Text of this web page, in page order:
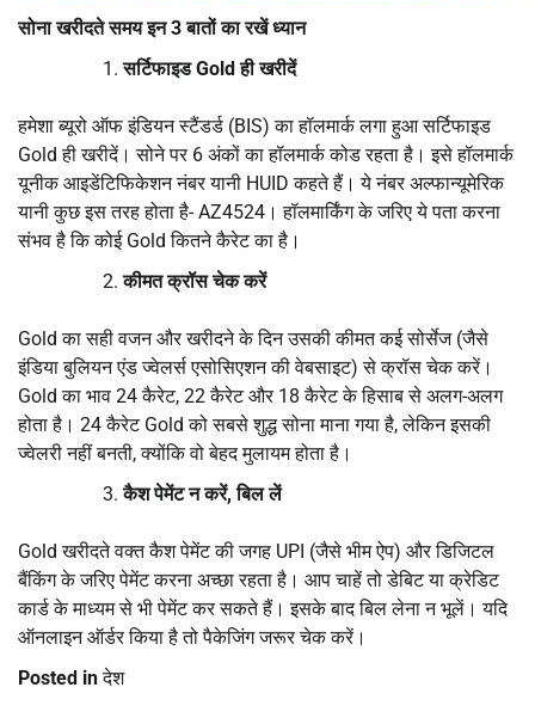
सोना खरीदते समय इन 3 बातों का रखें ध्यान
सर्टिफाइड Gold ही खरीदें
हमेशा ब्यूरो ऑफ इंडियन स्टैंडर्ड (BIS) का हॉलमार्क लगा हुआ सर्टिफाइड
Gold ही खरीदें। सोने पर 6 अंकों का हॉलमार्क कोड रहता है। इसे हॉलमार्क
यूनीक आइडेंटिफिकेशन नंबर यानी HUID कहते हैं। ये नंबर अल्फान्यूमेरिक
यानी कुछ इस तरह होता है- AZ4524। हॉलमार्किंग के जरिए ये पता करना
संभव है कि कोई Gold कितने कैरेट का है।
कीमत क्रॉस चेक करें
Gold का सही वजन और खरीदने के दिन उसकी कीमत कई सोर्सेज (जैसे
इंडिया बुलियन एंड ज्वेलर्स एसोसिएशन की वेबसाइट) से क्रॉस चेक करें।
Gold का भाव 24 कैरेट, 22 कैरेट और 18 कैरेट के हिसाब से अलग-अलग
होता है। 24 कैरेट Gold को सबसे शुद्ध सोना माना गया है, लेकिन इसकी
ज्वेलरी नहीं बनती, क्‍योंकि वो बेहद मुलायम होता है।
कैश पेमेंट न करें, बिल लें
Gold खरीदते वक्त कैश पेमेंट की जगह UPI (जैसे भीम ऐप) और डिजिटल
बैंकिंग के जरिए पेमेंट करना अच्छा रहता है। आप चाहें तो डेबिट या क्रेडिट
कार्ड के माध्यम से भी पेमेंट कर सकते हैं। इसके बाद बिल लेना न भूलें। यदि
ऑनलाइन ऑर्डर किया है तो पैकेजिंग जरूर चेक करें।
Posted inदेश